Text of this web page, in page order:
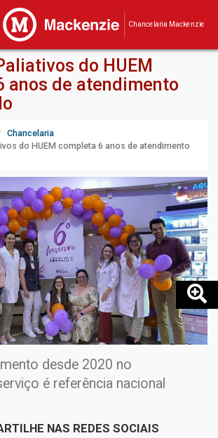
Chancelaria Mackenzie
do HUEM
anos de atendimento
Chancelaria
do HUEM completa 6 anos de atendimento
desde 2020 no
é referência nacional
NAS REDES SOCIAIS